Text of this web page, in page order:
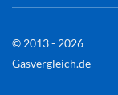
© 2013 - 2026
Gasvergleich.de